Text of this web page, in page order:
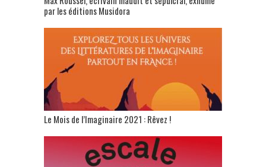
par les éditions Musidora
Le Mois de l’Imaginaire 2021 : Rêvez !